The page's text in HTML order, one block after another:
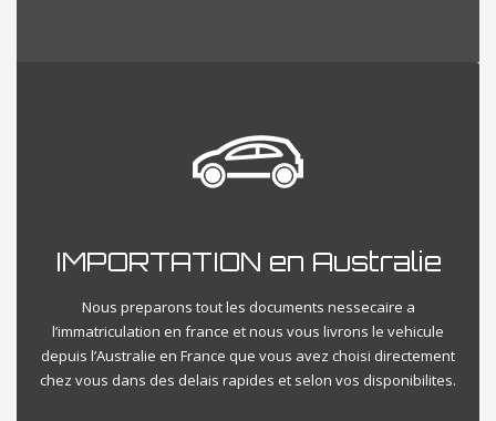
IMPORTATION en Australie
Nous preparons tout les documents nessecaire a
l’immatriculation en france et nous vous livrons le vehicule
depuis l’Australie en France que vous avez choisi directement
chez vous dans des delais rapides et selon vos disponibilites.